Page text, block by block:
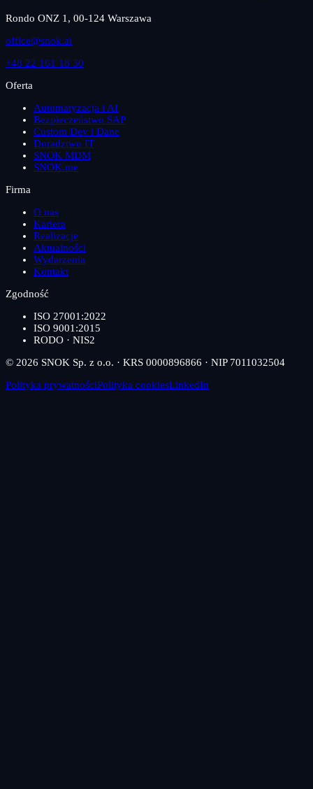
Rondo ONZ 1, 00-124 Warszawa
office@snok.ai
+48 22 161 18 30
Oferta
Automatyzacja i AI
Bezpieczeństwo SAP
Custom Dev i Dane
Doradztwo IT
SNOK MDM
SNOK.me
Firma
O nas
Kariera
Realizacje
Aktualności
Wydarzenia
Kontakt
Zgodność
ISO 27001:2022
ISO 9001:2015
RODO · NIS2
© 2026 SNOK Sp. z o.o. · KRS 0000896866 · NIP 7011032504
Polityka prywatnościPolityka cookiesLinkedIn